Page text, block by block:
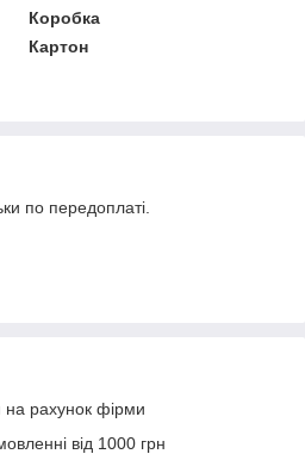
Коробка
Картон
по передоплаті.
на рахунок фірми
від 1000 грн